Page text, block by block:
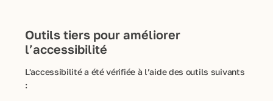
Outils tiers pour améliorer
l’accessibilité
L'accessibilité a été vérifiée à l’aide des outils suivants
: